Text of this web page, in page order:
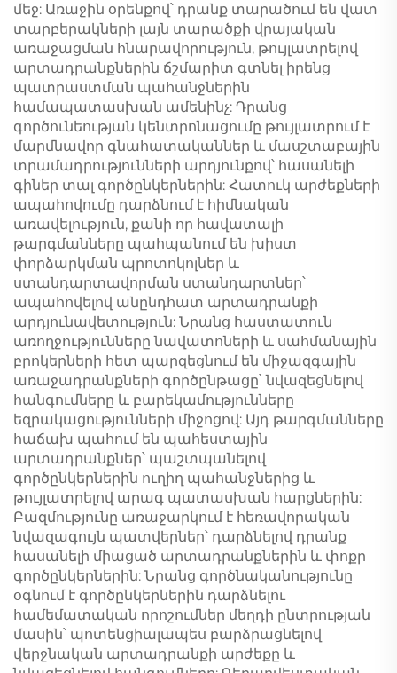
մեջ: Առաջին օրենքով՝ դրանք տարածում են վատ
տարբերակների լայն տարածքի վրայական
առաջացման հնարավորություն, թույլատրելով
արտադրանքներին ճշմարիտ գտնել իրենց
պատրաստման պահանջներին
համապատասխան ամենինչ: Դրանց
գործունեության կենտրոնացումը թույլատրում է
մարմնավոր գնահատականներ և մասշտաբային
տրամադրությունների արդյունքով՝ հասանելի
գիներ տալ գործընկերներին: Հատուկ արժեքների
ապահովումը դարձնում է հիմնական
առավելություն, քանի որ հավատալի
թարգմանները պահպանում են խիստ
փորձարկման պրոտոկոլներ և
ստանդարտավորման ստանդարտներ՝
ապահովելով անընդհատ արտադրանքի
արդյունավետություն: Նրանց հաստատուն
առողջությունները նավատոների և սահմանային
բրոկերների հետ պարզեցնում են միջազգային
առաջադրանքների գործընթացը՝ նվազեցնելով
հանգումները և բարեկամությունները
եզրակացությունների միջոցով: Այդ թարգմանները
հաճախ պահում են պահեստային
արտադրանքներ՝ պաշտպանելով
գործընկերներին ուղիղ պահանջներից և
թույլատրելով արագ պատասխան հարցներին:
Բազմությունը առաջարկում է հեռավորական
նվազագույն պատվերներ՝ դարձնելով դրանք
հասանելի միացած արտադրանքներին և փոքր
գործընկերներին: Նրանց գործնականությունը
օգնում է գործընկերներին դարձնելու
համեմատական որոշումներ մեղդի ընտրության
մասին՝ պոտենցիալապես բարձրացնելով
վերջնական արտադրանքի արժեքը և